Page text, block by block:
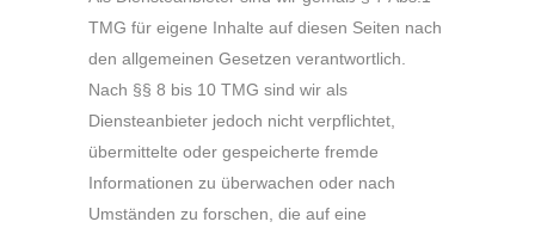
TMG für eigene Inhalte auf diesen Seiten nach
den allgemeinen Gesetzen verantwortlich.
Nach §§ 8 bis 10 TMG sind wir als
Diensteanbieter jedoch nicht verpflichtet,
übermittelte oder gespeicherte fremde
Informationen zu überwachen oder nach
Umständen zu forschen, die auf eine